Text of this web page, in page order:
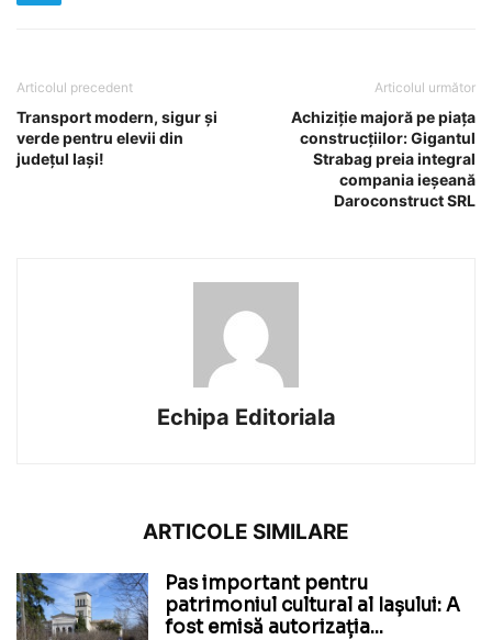
Articolul precedent
Transport modern, sigur și
verde pentru elevii din
județul Iași!
Articolul următor
Achiziție majoră pe piața
construcțiilor: Gigantul
Strabag preia integral
compania ieșeană
Daroconstruct SRL
Echipa Editoriala
ARTICOLE SIMILARE
Pas important pentru
patrimoniul cultural al Iașului: A
fost emisă autorizația...